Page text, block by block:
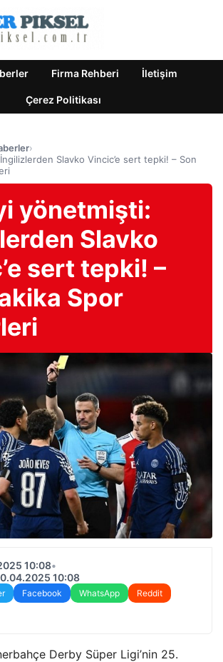
Firma Rehberi İletişim
Çerez Politikası
›
Slavko Vincic’e sert tepki! – Son
yönetmişti:
Slavko
sert tepki! –
Spor
10:08•
10:08
Facebook WhatsApp
Reddit
Derby Süper Ligi’nin 25.